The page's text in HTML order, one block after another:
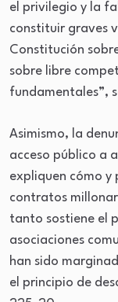
el privilegio y la
constituir graves
Constitución
sobre libre
fundamentales”,
Asimismo, la
acceso público a
expliquen cómo y
contratos
tanto sostiene el
asociaciones
han sido
el principio de